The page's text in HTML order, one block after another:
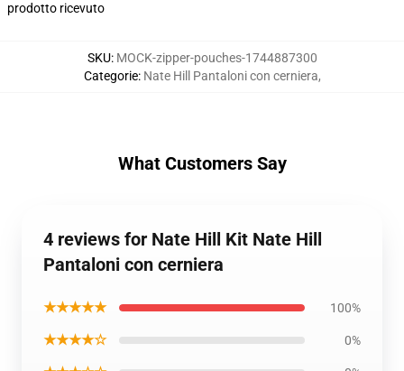
prodotto ricevuto
SKU: MOCK-zipper-pouches-1744887300
Categorie: Nate Hill Pantaloni con cerniera,
What Customers Say
4 reviews for Nate Hill Kit Nate Hill
Pantaloni con cerniera
★★★★★ 100%
★★★★☆ 0%